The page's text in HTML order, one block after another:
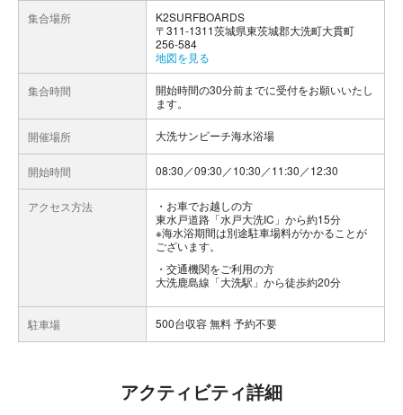
集合場所
K2SURFBOARDS
〒311-1311茨城県東茨城郡大洗町大貫町
256-584
地図を見る
集合時間
開始時間の30分前までに受付をお願いいたし
ます。
開催場所 大洗サンビーチ海水浴場
開始時間 08:30／09:30／10:30／11:30／12:30
アクセス方法
お車でお越しの方
東水戸道路「水戸大洗IC」から約15分
※海水浴期間は別途駐車場料がかかることが
ございます。
交通機関をご利用の方
大洗鹿島線「大洗駅」から徒歩約20分
駐車場 500台収容 無料 予約不要
アクティビティ詳細